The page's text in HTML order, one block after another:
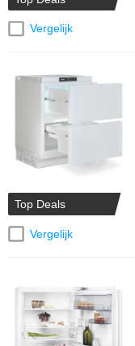
Vergelijk
Top Deals
Vergelijk